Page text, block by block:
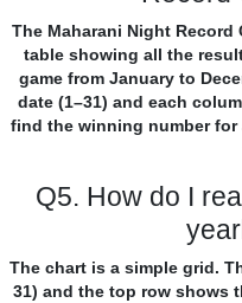
The Maharani Night Record
table showing all the
game from January to
date (1–31) and each
find the winning number
Q5. How do I
The chart is a simple grid.
31) and the top row shows